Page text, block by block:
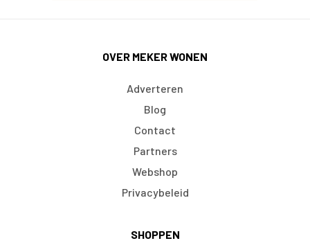
OVER MEKER WONEN
Adverteren
Blog
Contact
Partners
Webshop
Privacybeleid
SHOPPEN